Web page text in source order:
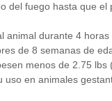
del fuego hasta que
animal durante 4
de 8 semanas de
menos de 2.75 lbs
uso en animales